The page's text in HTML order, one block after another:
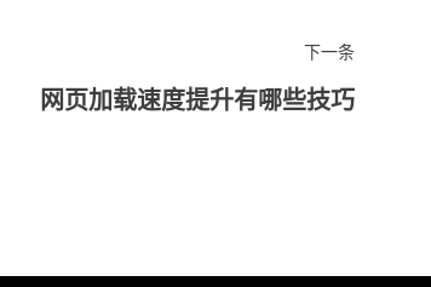
下一条
网页加载速度提升有哪些技巧